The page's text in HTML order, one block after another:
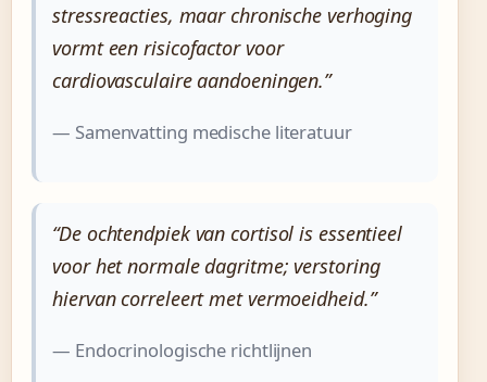
stressreacties, maar chronische verhoging
vormt een risicofactor voor
cardiovasculaire aandoeningen.”
— Samenvatting medische literatuur
“De ochtendpiek van cortisol is essentieel
voor het normale dagritme; verstoring
hiervan correleert met vermoeidheid.”
— Endocrinologische richtlijnen